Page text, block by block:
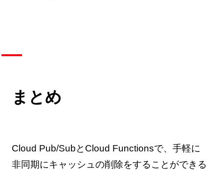
まとめ
Cloud Pub/SubとCloud Functionsで、手軽に
非同期にキャッシュの削除をすることができる